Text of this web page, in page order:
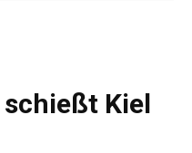
schießt Kiel